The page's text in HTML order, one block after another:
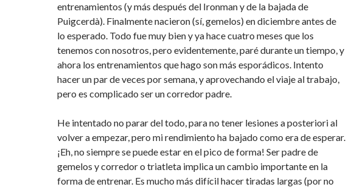
entrenamientos (y más después del Ironman y de la bajada de
Puigcerdà). Finalmente nacieron (sí, gemelos) en diciembre antes de
lo esperado. Todo fue muy bien y ya hace cuatro meses que los
tenemos con nosotros, pero evidentemente, paré durante un tiempo, y
ahora los entrenamientos que hago son más esporádicos. Intento
hacer un par de veces por semana, y aprovechando el viaje al trabajo,
pero es complicado ser un corredor padre.
He intentado no parar del todo, para no tener lesiones a posteriori al
volver a empezar, pero mi rendimiento ha bajado como era de esperar.
¡Eh, no siempre se puede estar en el pico de forma! Ser padre de
gemelos y corredor o triatleta implica un cambio importante en la
forma de entrenar. Es mucho más difícil hacer tiradas largas (por no